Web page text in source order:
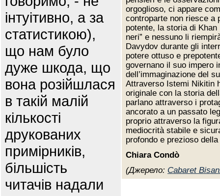
інтуітивно, а за
статистикою),
що нам було
дуже шкода, що
вона розійшлася
в такій малій
кількості
друкованих
примірників,
більшість
читачів надали
orgoglioso, ci appare
controparte non riesce a
potente, la storia di
neri” e nessuno li
Davydov durante gli
potere ottuso e
governano il suo impero
dell’immaginazione del
Attraverso Istemi Nikitin
originale con la storia
parlano attraverso i
ancorato a un passato
proprio attraverso la
mediocrità stabile e
profondo e prezioso
Chiara Condò
(Джерело: Cabaret